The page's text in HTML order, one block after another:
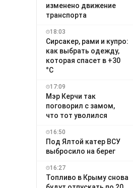
изменено движение
транспорта
18:03
Сирсакер, рами и купро:
как выбрать одежду,
которая спасет в +30
°C
17:09
Мэр Керчи так
поговорил с замом,
что тот уволился
16:50
Под Ялтой катер ВСУ
выбросило на берег
16:27
Топливо в Крыму снова